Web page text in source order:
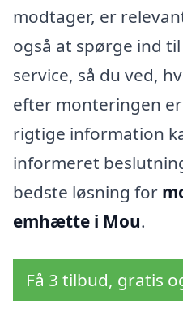
modtager, er
også at spørge ind
service, så du ved,
efter monteringen
rigtige information
informeret
bedste løsning for
emhætte i Mou.
Få 3 tilbud, gratis